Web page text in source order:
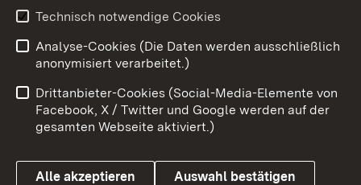
Youtube
Benutzungshinweise
Barrierefreiheit
Datenschutz
Cookies
Technisch notwendige Cookies
Analyse-Cookies (Die Daten werden ausschließlich
anonymisiert verarbeitet.)
Drittanbieter-Cookies (Social-Media-Elemente von
Facebook, X / Twitter und Google werden auf der
gesamten Webseite aktiviert.)
Alle akzeptieren Auswahl bestätigen